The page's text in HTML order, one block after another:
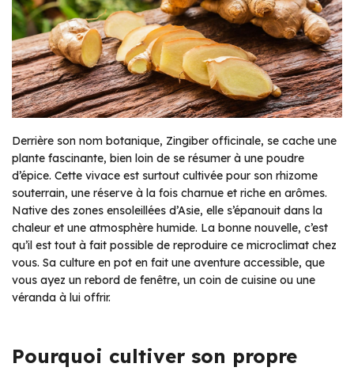
Derrière son nom botanique, Zingiber officinale, se cache une
plante fascinante, bien loin de se résumer à une poudre
d’épice. Cette vivace est surtout cultivée pour son rhizome
souterrain, une réserve à la fois charnue et riche en arômes.
Native des zones ensoleillées d’Asie, elle s’épanouit dans la
chaleur et une atmosphère humide. La bonne nouvelle, c’est
qu’il est tout à fait possible de reproduire ce microclimat chez
vous. Sa culture en pot en fait une aventure accessible, que
vous ayez un rebord de fenêtre, un coin de cuisine ou une
véranda à lui offrir.
Pourquoi cultiver son propre